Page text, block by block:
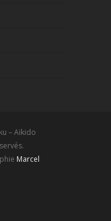
– Aïkido
Marcel